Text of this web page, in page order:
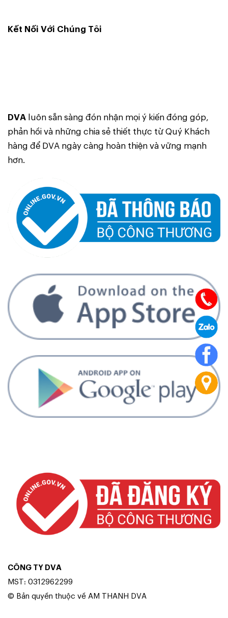
Kết Nối Với Chúng Tôi
DVA luôn sẵn sàng đón nhận mọi ý kiến đóng góp,
phản hồi và những chia sẻ thiết thực từ Quý Khách
hàng để DVA ngày càng hoàn thiện và vững mạnh
hơn.
CÔNG TY DVA
MST: 0312962299
© Bản quyền thuộc về AM THANH DVA